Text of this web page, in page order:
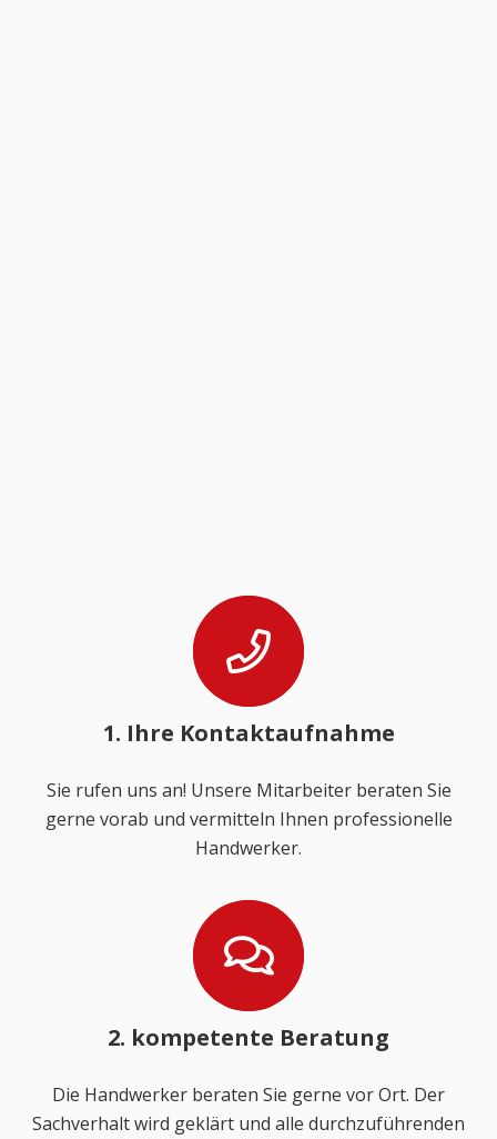
1. Ihre Kontaktaufnahme
Sie rufen uns an! Unsere Mitarbeiter beraten Sie
gerne vorab und vermitteln Ihnen professionelle
Handwerker.
2. kompetente Beratung
Die Handwerker beraten Sie gerne vor Ort. Der
Sachverhalt wird geklärt und alle durchzuführenden